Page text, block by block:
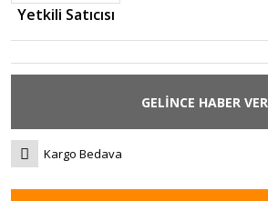
Yetkili Satıcısı
GELİNCE HABER VER
Kargo Bedava